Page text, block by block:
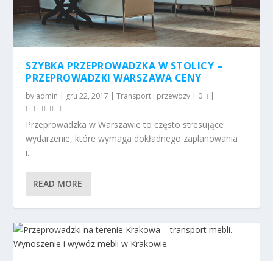
SZYBKA PRZEPROWADZKA W STOLICY –
PRZEPROWADZKI WARSZAWA CENY
by admin | gru 22, 2017 |Transport i przewozy | 0 |
Przeprowadzka w Warszawie to często stresujące
wydarzenie, które wymaga dokładnego zaplanowania
i...
READ MORE